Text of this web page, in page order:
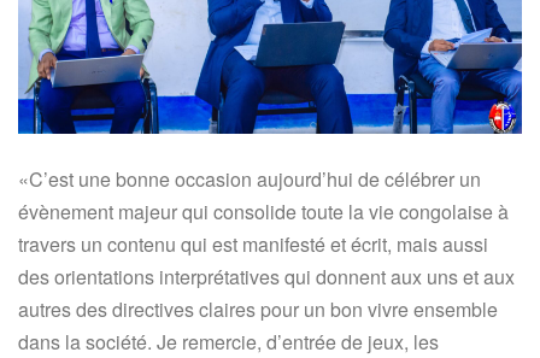
«C’est une bonne occasion aujourd’hui de célébrer un
évènement majeur qui consolide toute la vie congolaise à
travers un contenu qui est manifesté et écrit, mais aussi
des orientations interprétatives qui donnent aux uns et aux
autres des directives claires pour un bon vivre ensemble
dans la société. Je remercie, d’entrée de jeux, les